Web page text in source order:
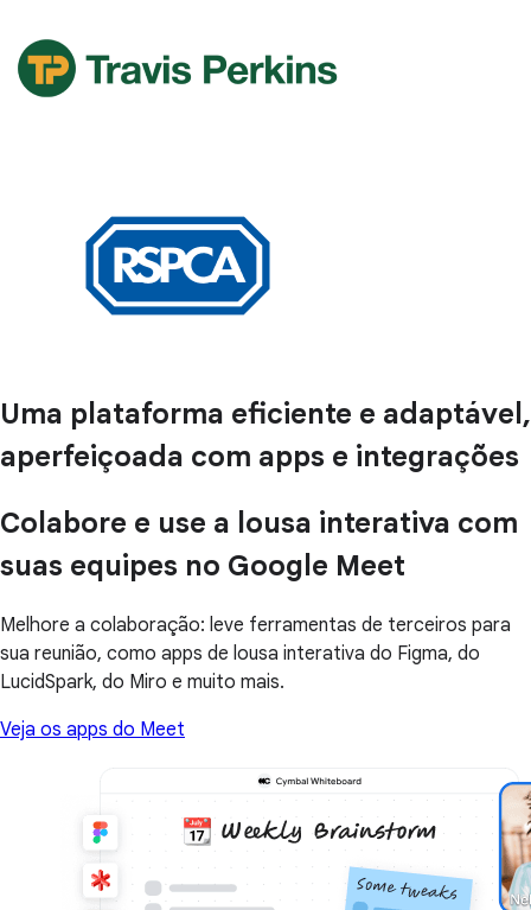
Uma plataforma eficiente e adaptável,
aperfeiçoada com apps e integrações
Colabore e use a lousa interativa com
suas equipes no Google Meet
Melhore a colaboração: leve ferramentas de terceiros para
sua reunião, como apps de lousa interativa do Figma, do
LucidSpark, do Miro e muito mais.
Veja os apps do Meet